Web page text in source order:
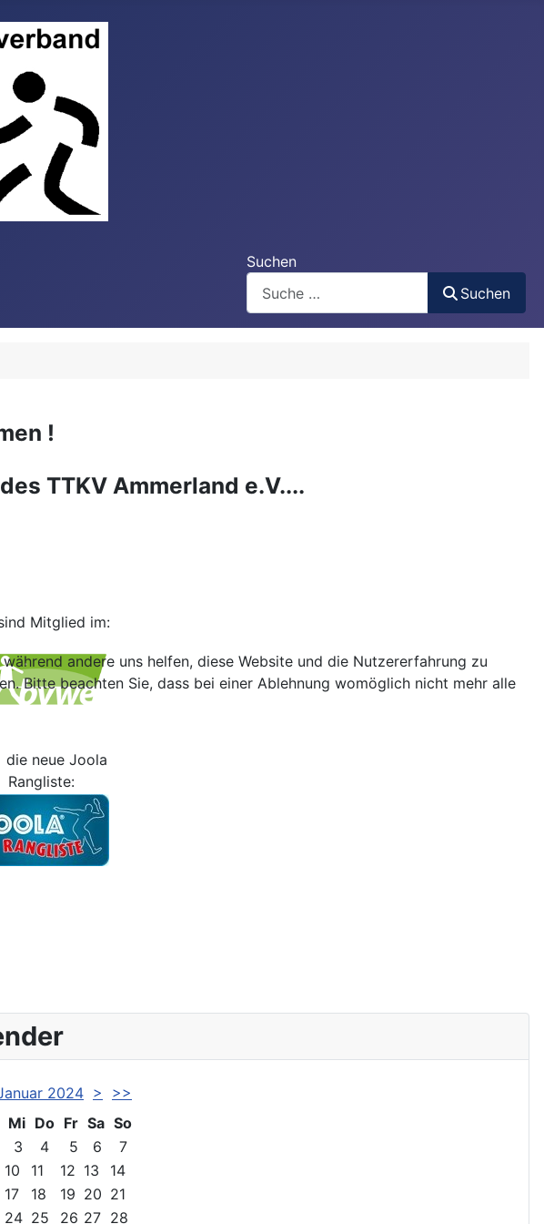
Suchen
Suchen
!
TTKV Ammerland e.V....
Mitglied im:
neue Joola
Rangliste:
2024 >
>>
Mi Do Fr Sa So
3 4 5 6
7
10 11 12 13
14
17 18 19 20 21
24 25 26 27 28
andere uns helfen, diese Website und die Nutzererfahrung zu
Bitte beachten Sie, dass bei einer Ablehnung womöglich nicht mehr alle